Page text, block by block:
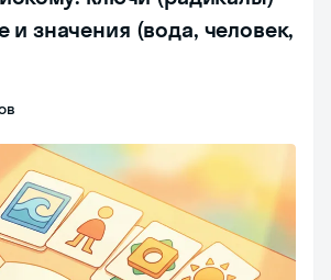
и значения (вода, человек,